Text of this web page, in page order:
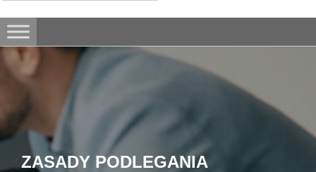
ZASADY PODLEGANIA